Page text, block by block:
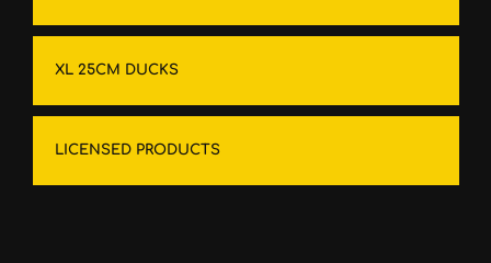
XL 25CM DUCKS
LICENSED PRODUCTS